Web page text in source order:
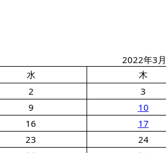
2022年3月
水 木
2 3
9 10
16 17
23 24